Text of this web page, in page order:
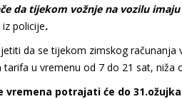
da tijekom vožnje na vozilu
policije.
da se tijekom zimskog
u vremenu od 7 do 21 sat, niža
vremena potrajati će do